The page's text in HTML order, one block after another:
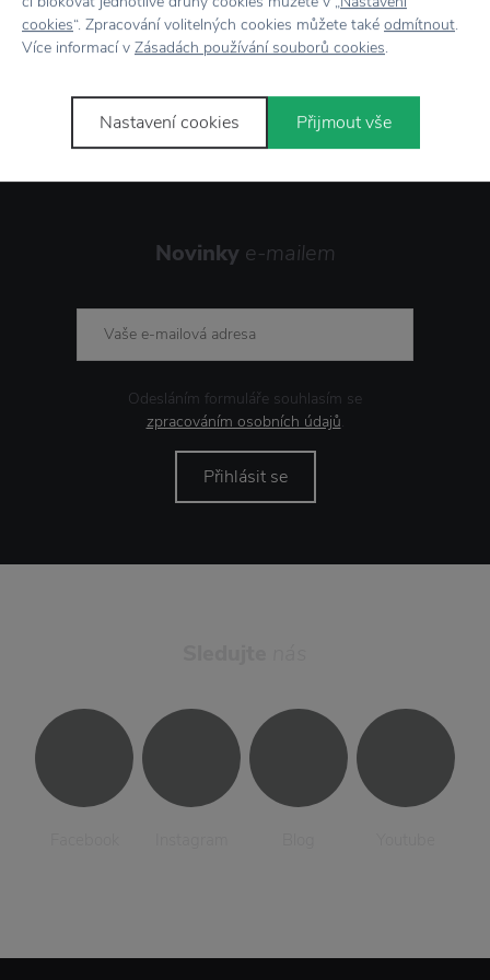
7500+ produktůna výběr
Novinky e-mailem
Odesláním formuláře souhlasím se
zpracováním osobních údajů.
Přihlásit se
cookies“. Zpracování volitelných cookies můžete také odmítnout.
Více informací v Zásadách používání souborů cookies.
Nastavení cookies Přijmout vše